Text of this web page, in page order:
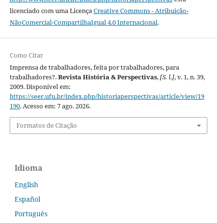
licenciado com uma LicençaCreative Commons - Atribuição-
NãoComercial-CompartilhaIgual 4.0 Internacional.
Como Citar
Imprensa de trabalhadores, feita por trabalhadores, para
trabalhadores?.Revista História & Perspectivas,[S. l.], v. 1, n. 39,
2009. Disponível em:
https://seer.ufu.br/index.php/historiaperspectivas/article/view/19
190. Acesso em: 7 ago. 2026.
Formatos de Citação
Idioma
English
Español
Português